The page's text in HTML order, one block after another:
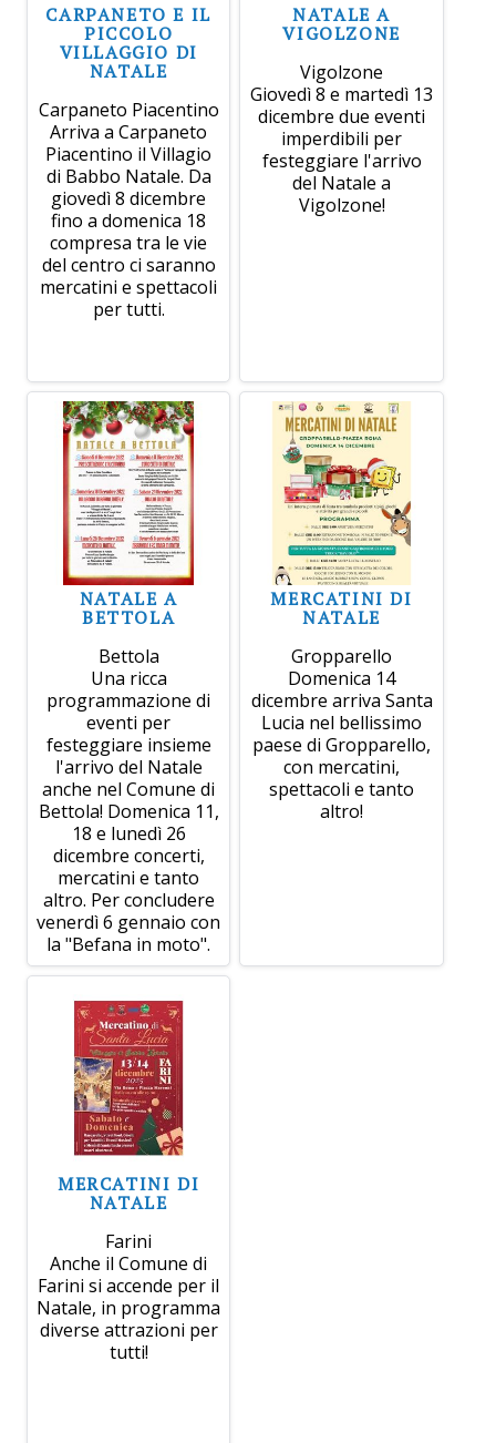
CARPANETO E IL
PICCOLO
VILLAGGIO DI
NATALE
Carpaneto Piacentino
Arriva a Carpaneto
Piacentino il Villagio
di Babbo Natale. Da
giovedì 8 dicembre
fino a domenica 18
compresa tra le vie
del centro ci saranno
mercatini e spettacoli
per tutti.
NATALE A
VIGOLZONE
Vigolzone
Giovedì 8 e martedì 13
dicembre due eventi
imperdibili per
festeggiare l'arrivo
del Natale a
Vigolzone!
NATALE A
BETTOLA
Bettola
Una ricca
programmazione di
eventi per
festeggiare insieme
l'arrivo del Natale
anche nel Comune di
Bettola! Domenica 11,
18 e lunedì 26
dicembre concerti,
mercatini e tanto
altro. Per concludere
venerdì 6 gennaio con
la "Befana in moto".
MERCATINI DI
NATALE
Gropparello
Domenica 14
dicembre arriva Santa
Lucia nel bellissimo
paese di Gropparello,
con mercatini,
spettacoli e tanto
altro!
MERCATINI DI
NATALE
Farini
Anche il Comune di
Farini si accende per il
Natale, in programma
diverse attrazioni per
tutti!